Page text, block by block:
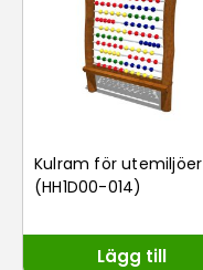
Kulram för utemiljöer
(HH1D00-014)
Lägg till